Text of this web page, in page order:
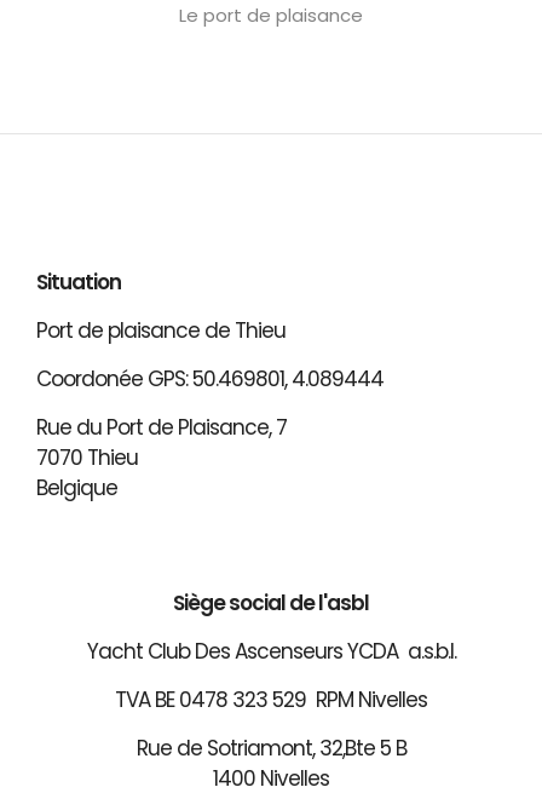
Le port de plaisance
Situation
Port de plaisance de Thieu
Coordonée GPS: 50.469801, 4.089444
Rue du Port de Plaisance, 7
7070 Thieu
Belgique
Siège social de l'asbl
Yacht Club Des Ascenseurs YCDA a.s.b.l.
TVA BE 0478 323 529 RPM Nivelles
Rue de Sotriamont, 32,Bte 5 B
1400 Nivelles